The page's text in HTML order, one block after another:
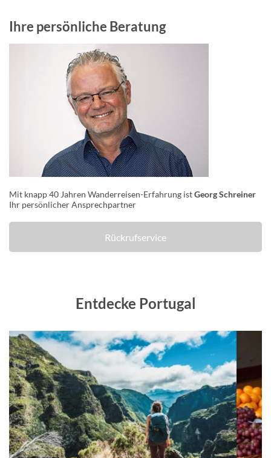
Ihre persönliche Beratung
Mit knapp 40 Jahren Wanderreisen-Erfahrung istGeorg Schreiner
Ihr persönlicher Ansprechpartner
Rückrufservice
Entdecke Portugal